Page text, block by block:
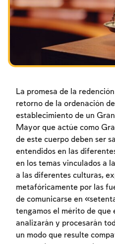
Los ayunos por la
Janucá
La promesa de la
retorno de la ordenación de
establecimiento de un
Mayor que actúe como
de este cuerpo deben ser
entendidos en las
en los temas vinculados a
a las diferentes culturas,
metafóricamente por las
de comunicarse en
tengamos el mérito de que
analizarán y procesarán
un modo que resulte